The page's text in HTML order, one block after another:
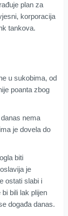
plan za
korporacija
tankova.
u sukobima, od
poanta zbog
nema
je dovela do
biti
je
ostati slabi i
bili lak plijen
događa danas.